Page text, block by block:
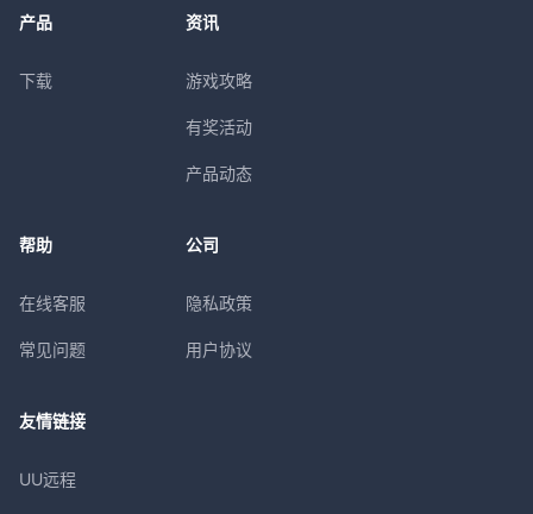
产品
下载
资讯
游戏攻略
有奖活动
产品动态
帮助
在线客服
常见问题
公司
隐私政策
用户协议
友情链接
UU远程